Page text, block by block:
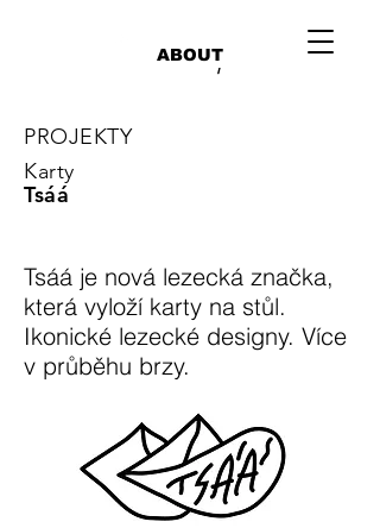
/
ABOUT
PROJEKTY
Karty
Tsáá
Tsáá je nová lezecká značka,
která vyloží karty na stůl.
Ikonické lezecké designy. Více
v průběhu brzy.